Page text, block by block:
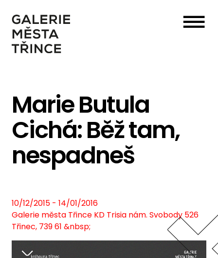
☰
Marie Butula
Cichá: Běž tam,
nespadneš
10/12/2015 - 14/01/2016
Galerie města Třince KD Trisia nám. Svobody 526
Třinec, 739 61 &nbsp;